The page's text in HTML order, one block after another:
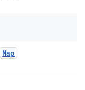
Map